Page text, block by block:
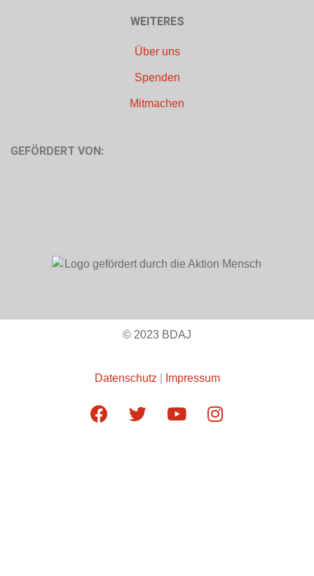
WEITERES
Über uns
Spenden
Mitmachen
GEFÖRDERT VON:
© 2023 BDAJ
Datenschutz Impressum